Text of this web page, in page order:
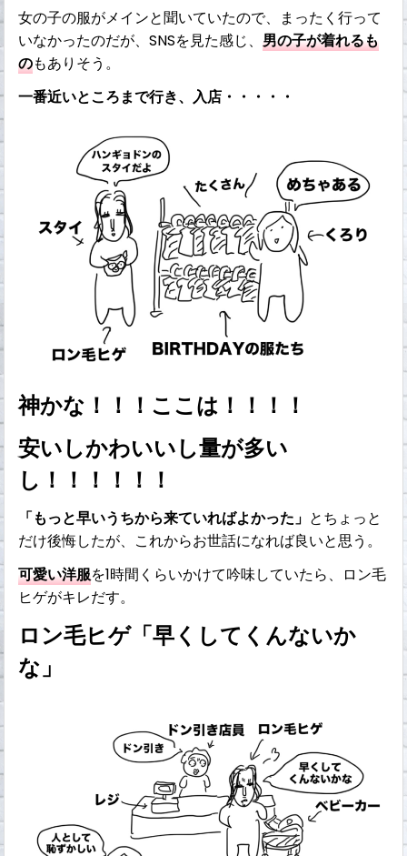
女の子の服がメインと聞いていたので、まったく行って
いなかったのだが、SNSを見た感じ、男の子が着れるも
のもありそう。
一番近いところまで行き、入店・・・・・
神かな！！！ここは！！！！
安いしかわいいし量が多い
し！！！！！！
「もっと早いうちから来ていればよかった」 とちょっと
だけ後悔したが、これからお世話になれば良いと思う。
可愛い洋服を1時間くらいかけて吟味していたら、ロン毛
ヒゲがキレだす。
ロン毛ヒゲ「早くしてくんないか
な」